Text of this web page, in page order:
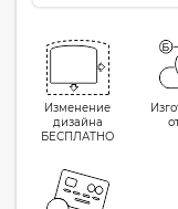
Изменение
дизайна
БЕСПЛАТНО